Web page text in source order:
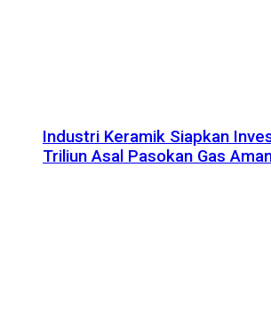
Industri Keramik Siapkan
Triliun Asal Pasokan Gas